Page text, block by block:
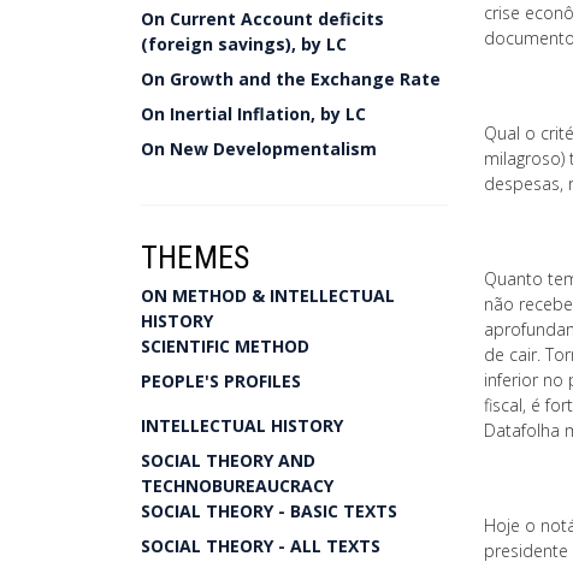
On Current Account deficits
(foreign savings), by LC
On Growth and the Exchange Rate
On Inertial Inflation, by LC
On New Developmentalism
THEMES
ON METHOD & INTELLECTUAL
HISTORY
SCIENTIFIC METHOD
PEOPLE'S PROFILES
INTELLECTUAL HISTORY
SOCIAL THEORY AND
TECHNOBUREAUCRACY
SOCIAL THEORY - BASIC TEXTS
SOCIAL THEORY - ALL TEXTS
crise
Qual o
despesas,
Quanto
não
de cair.
inferior no
fiscal, é
Datafolha
Hoje o